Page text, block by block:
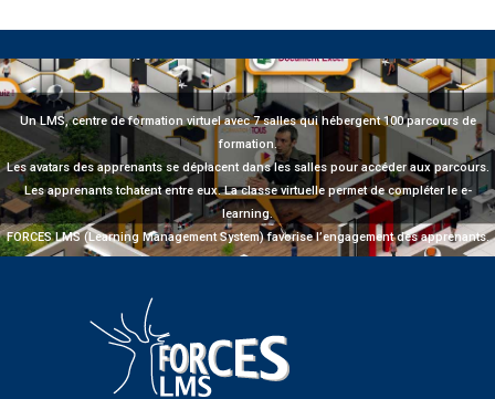
Un LMS, centre de formation virtuel avec 7 salles qui hébergent 100 parcours de
formation.
Les avatars des apprenants se déplacent dans les salles pour accéder aux parcours.
Les apprenants tchatent entre eux. La classe virtuelle permet de compléter le e-
learning.
FORCES LMS (Learning Management System) favorise l’engagement des apprenants.